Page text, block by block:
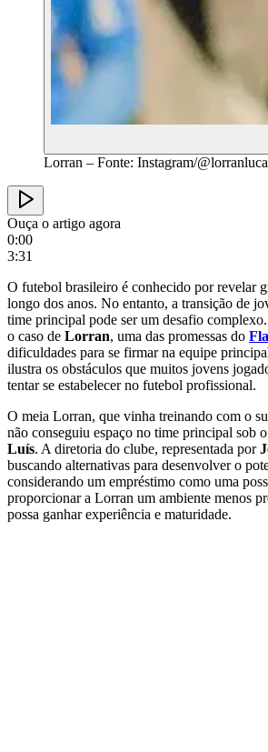
Lorran – Fonte: Instagram/
Ouça o artigo agora
0:00
3:31
O futebol brasileiro é conhecido por revelar
longo dos anos. No entanto, a transição de
time principal pode ser um desafio
o caso de Lorran, uma das promessas do
dificuldades para se firmar na equipe
ilustra os obstáculos que muitos jovens
tentar se estabelecer no futebol profissional.
O meia Lorran, que vinha treinando com o
não conseguiu espaço no time principal sob
Luís. A diretoria do clube, representada por
buscando alternativas para desenvolver o
considerando um empréstimo como uma
proporcionar a Lorran um ambiente menos
possa ganhar experiência e maturidade.